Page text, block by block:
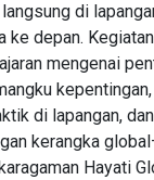
di
ke depan.
mengenai
di lapangan,
kerangka
Hayati